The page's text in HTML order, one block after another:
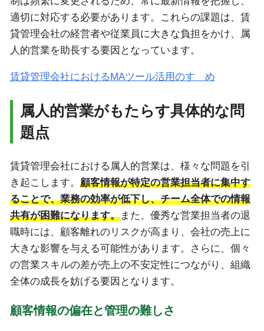
適切に対応する必要があります。これらの課題は、賃
貸管理会社の経営者や従業員に大きな負担をかけ、属
人的営業を助長する要因となっています。
賃貸管理会社におけるMAツール活用のすゝめ
属人的営業がもたらす具体的な問
題点
賃貸管理会社における属人的営業は、様々な問題を引
き起こします。 顧客情報が特定の営業担当者に集中す
ることで、業務の効率が低下し、チーム全体での情報
共有が困難になります。また、優秀な営業担当者の退
職時には、顧客離れのリスクが高まり、会社の売上に
大きな影響を与える可能性があります。さらに、個々
の営業スキルの差が売上の不安定性につながり、組織
全体の成長を妨げる要因となります。
顧客情報の偏在と管理の難しさ